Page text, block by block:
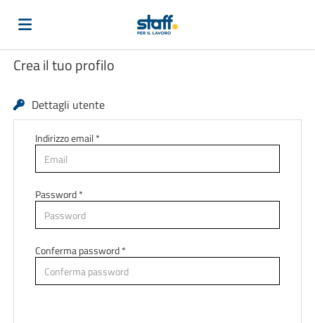
Home
Offerte
di
lavoro
Carica
il
CV
Login
Lingua
Crea il tuo profilo
Dettagli utente
Indirizzo email *
Password *
Conferma password *